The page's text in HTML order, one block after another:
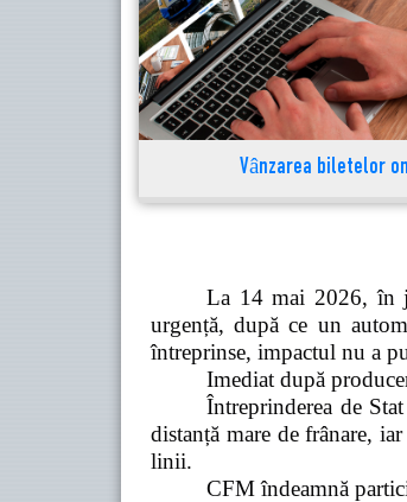
Vânzarea biletelor
La 14 mai 2026, în
urgență, după ce un
întreprinse, impactul nu a
Imediat după
Întreprinderea de
distanță mare de frânare,
linii.
CFM îndeamnă